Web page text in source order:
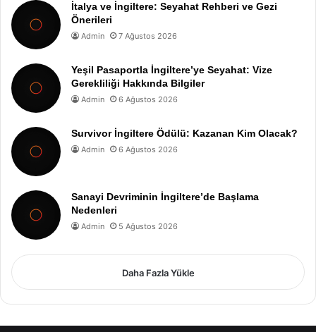
İtalya ve İngiltere: Seyahat Rehberi ve Gezi
Önerileri
Admin 7 Ağustos 2026
Yeşil Pasaportla İngiltere’ye Seyahat: Vize
Gerekliliği Hakkında Bilgiler
Admin 6 Ağustos 2026
Survivor İngiltere Ödülü: Kazanan Kim Olacak?
Admin 6 Ağustos 2026
Sanayi Devriminin İngiltere’de Başlama
Nedenleri
Admin 5 Ağustos 2026
Daha Fazla Yükle